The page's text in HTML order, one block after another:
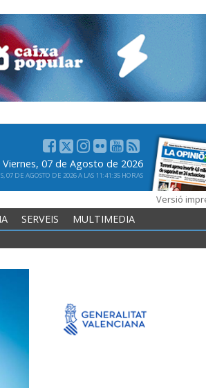
Viernes, 07 de Agosto de 2026
07 DE AGOSTO DE 2026 A LAS 11:41:35 HORAS
Versió
SERVEIS MULTIMEDIA